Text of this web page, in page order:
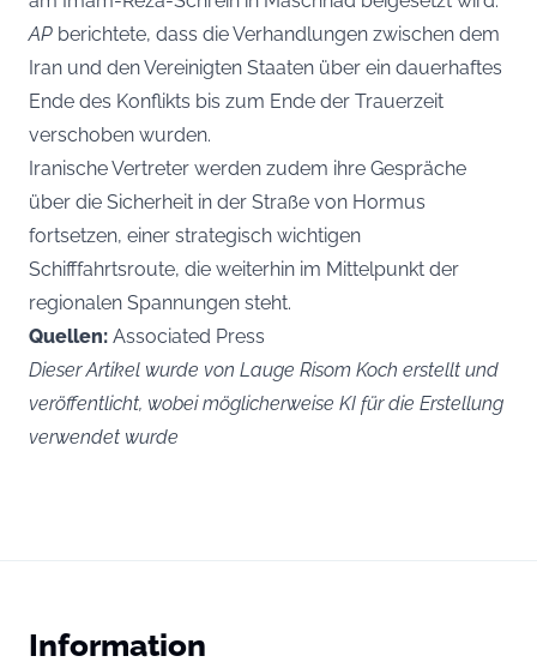
AP berichtete, dass die Verhandlungen zwischen dem
Iran und den Vereinigten Staaten über ein dauerhaftes
Ende des Konflikts bis zum Ende der Trauerzeit
verschoben wurden.
Iranische Vertreter werden zudem ihre Gespräche
über die Sicherheit in der Straße von Hormus
fortsetzen, einer strategisch wichtigen
Schifffahrtsroute, die weiterhin im Mittelpunkt der
regionalen Spannungen steht.
Quellen: Associated Press
Dieser Artikel wurde von Lauge Risom Koch erstellt und
veröffentlicht, wobei möglicherweise KI für die Erstellung
verwendet wurde
Information